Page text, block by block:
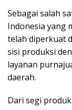
Sebagai salah
Indonesia yang
telah diperkuat
sisi produksi
layanan
daerah.
Dari segi